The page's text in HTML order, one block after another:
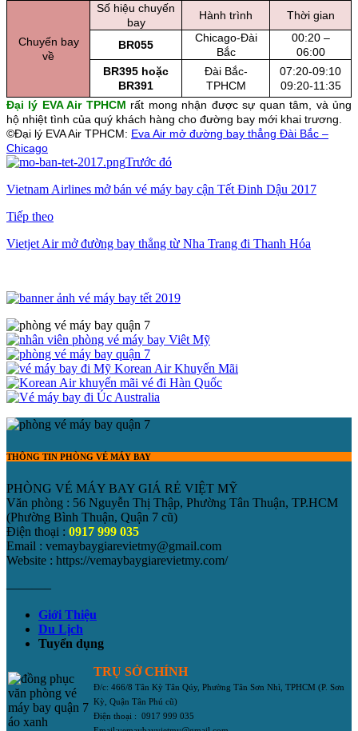
Chuyến bay
về
Số hiệu chuyến
bay
Hành trình Thời gian
BR055
Chicago-Đài
Bắc
00:20 –
06:00
BR395 hoặc
BR391
Đài Bắc-
TPHCM
07:20-09:10
09:20-11:35
Đại lý EVA Air TPHCM rất mong nhận được sự quan tâm, và ủng
hộ nhiệt tình của quý khách hàng cho đường bay mới khai trương.
©Đại lý EVA Air TPHCM: Eva Air mở đường bay thẳng Đài Bắc –
Chicago
Trước đó
Vietnam Airlines mở bán vé máy bay cận Tết Đinh Dậu 2017
Tiếp theo
Vietjet Air mở đường bay thẳng từ Nha Trang đi Thanh Hóa
THÔNG TIN PHÒNG VÉ MÁY BAY
PHÒNG VÉ MÁY BAY GIÁ RẺ VIỆT MỸ
Văn phòng : 56 Nguyễn Thị Thập, Phường Tân Thuận, TP.HCM
(Phường Bình Thuận, Quận 7 cũ)
Điện thoại : 0917 999 035
Email : vemaybaygiarevietmy@gmail.com
Website : https://vemaybaygiarevietmy.com/
———–
Giới Thiệu
Du Lịch
Tuyển dụng
TRỤ SỞ CHÍNH
Đ/c: 466/8 Tân Kỳ Tân Qúy, Phường Tân Sơn Nhì, TPHCM (P. Sơn
Kỳ, Quận Tân Phú cũ)
Điện thoại : 0917 999 035